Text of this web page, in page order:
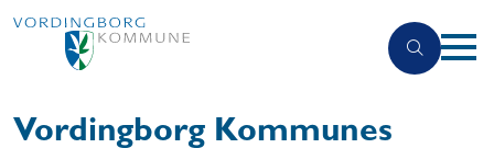
Vordingborg Kommunes